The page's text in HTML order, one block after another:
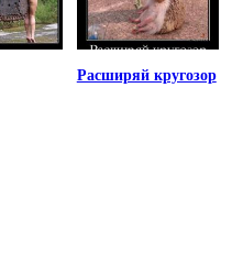
Расширяй кругозор